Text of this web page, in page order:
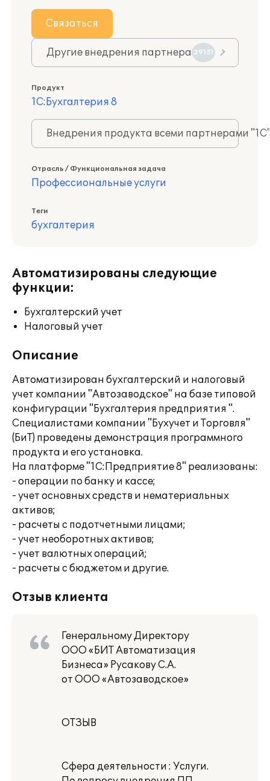
Связаться
Другие внедрения партнера 29151
Продукт
1С:Бухгалтерия 8
Внедрения продукта всеми партнерами
Отрасль / Функциональная задача
Профессиональные услуги
Теги
бухгалтерия
Автоматизированы следующие
функции:
Бухгалтерский учет
Налоговый учет
Описание
Автоматизирован бухгалтерский и налоговый
учет компании "Автозаводское" на базе типовой
конфигурации "Бухгалтерия предприятия ".
Специалистами компании "Бухучет и Торговля"
(БиТ) проведены демонстрация программного
продукта и его установка.
На платформе "1С:Предприятие 8" реализованы:
- операции по банку и кассе;
- учет основных средств и нематериальных
активов;
- расчеты с подотчетными лицами;
- учет необоротных активов;
- учет валютных операций;
- расчеты с бюджетом и другие.
Отзыв клиента
Генеральному Директору
ООО «БИТ Автоматизация
Бизнеса» Русакову С.А.
от ООО «Автозаводское»
ОТЗЫВ
Сфера деятельности : Услуги.